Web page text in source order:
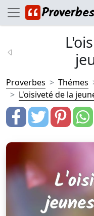
Proverbes Thémes
L'oisiveté de la